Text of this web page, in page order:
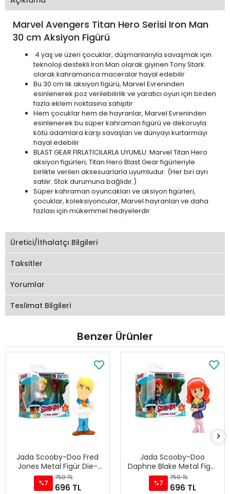
Marvel Avengers Titan Hero Serisi Iron Man
30 cm Aksiyon Figürü
4 yaş ve üzeri çocuklar, düşmanlarıyla savaşmak için
teknoloji destekli Iron Man olarak giyinen Tony Stark
olarak kahramanca maceralar hayal edebilir
Bu 30 cm lik aksiyon figürü, Marvel Evreninden
esinlenerek poz verilebilirlik ve yaratıcı oyun için birden
fazla eklem noktasına sahiptir
Hem çocuklar hem de hayranlar, Marvel Evreninden
esinlenerek bu süper kahraman figürü ve dekoruyla
kötü adamlara karşı savaşları ve dünyayı kurtarmayı
hayal edebilir
BLAST GEAR FIRLATICILARLA UYUMLU: Marvel Titan Hero
aksiyon figürleri, Titan Hero Blast Gear figürleriyle
birlikte verilen aksesuarlarla uyumludur. (Her biri ayrı
satılır. Stok durumuna bağlıdır.)
Süper kahraman oyuncakları ve aksiyon figürleri,
çocuklar, koleksiyoncular, Marvel hayranları ve daha
fazlası için mükemmel hediyelerdir
Üretici/İthalatçı Bilgileri
Taksitler
Yorumlar
Teslimat Bilgileri
Benzer Ürünler
Jada Scooby-Doo Fred
Jones Metal Figür Die-
Cast Koleksiyonluk
Karakter - 85225
%7
750 TL
696 TL
Jada Scooby-Doo
Daphne Blake Metal Figür
Die-Cast Koleksiyonluk
Karakter - 85225
%7
750 TL
696 TL